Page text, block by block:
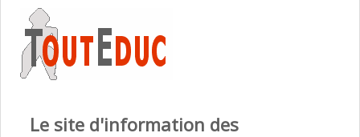
Le site d'information des